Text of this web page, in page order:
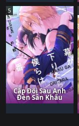
5
Cặp Đôi Sau Ánh
Đèn Sân Khấu